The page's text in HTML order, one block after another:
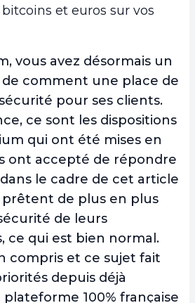
et euros sur vos
vous avez désormais un
comment une place de
pour ses clients.
ce sont les dispositions
qui ont été mises en
ont accepté de répondre
le cadre de cet article
prêtent de plus en plus
de leurs
ce qui est bien normal.
compris et ce sujet fait
depuis déjà
100% française